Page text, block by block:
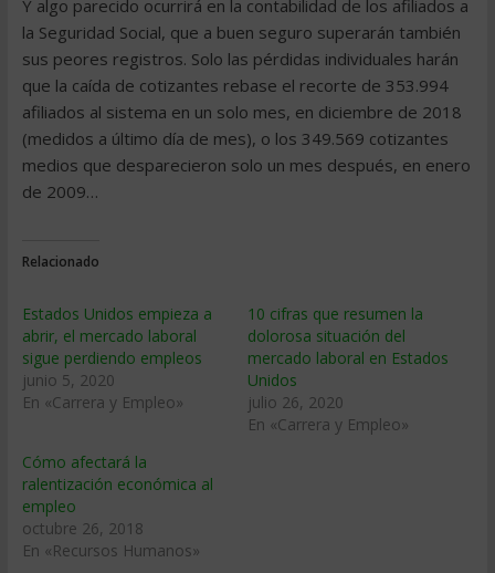
Y algo parecido ocurrirá en la contabilidad de los afiliados a
la Seguridad Social, que a buen seguro superarán también
sus peores registros. Solo las pérdidas individuales harán
que la caída de cotizantes rebase el recorte de 353.994
afiliados al sistema en un solo mes, en diciembre de 2018
(medidos a último día de mes), o los 349.569 cotizantes
medios que desparecieron solo un mes después, en enero
de 2009…
Relacionado
Estados Unidos empieza a
abrir, el mercado laboral
sigue perdiendo empleos
junio 5, 2020
En «Carrera y Empleo»
10 cifras que resumen la
dolorosa situación del
mercado laboral en Estados
Unidos
julio 26, 2020
En «Carrera y Empleo»
Cómo afectará la
ralentización económica al
empleo
octubre 26, 2018
En «Recursos Humanos»